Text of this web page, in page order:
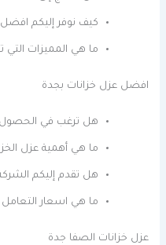
كيف نوفر إليكم
ما هي المميزات
افضل عزل خزانات بجدة
هل ترغب في الحصول
ما هي أهمية عزل
هل تقدم إليكم
ما هي اسعار
عزل خزانات الصفا جدة